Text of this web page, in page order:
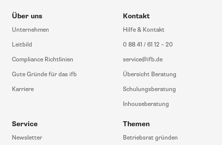
Über uns
Unternehmen
Leitbild
Compliance Richtlinien
Gute Gründe für das ifb
Karriere
Kontakt
Hilfe & Kontakt
0 88 41 / 61 12 – 20
service@ifb.de
Übersicht Beratung
Schulungsberatung
Inhouseberatung
Service
Newsletter
Themen
Betriebsrat gründen